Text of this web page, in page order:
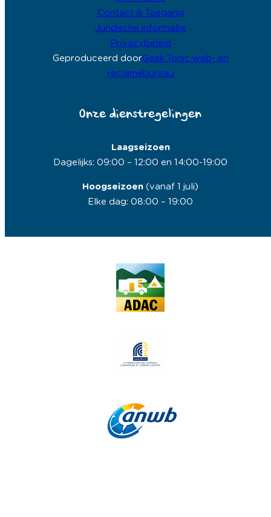
Contact & Toegang
Juridische informatie
Privacybeleid
Geproduceerd doorGeek Tonic web- en
reclamebureau
Onze dienstregelingen
Laagseizoen
Dagelijks: 09:00 – 12:00 en 14:00-19:00
Hoogseizoen (vanaf 1 juli)
Elke dag: 08:00 – 19:00